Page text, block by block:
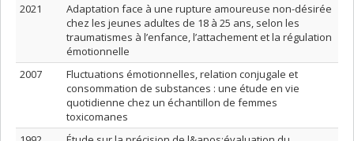
2021
Adaptation face à une rupture amoureuse non-désirée
chez les jeunes adultes de 18 à 25 ans, selon les
traumatismes à l’enfance, l’attachement et la régulation
émotionnelle
2007
Fluctuations émotionnelles, relation conjugale et
consommation de substances : une étude en vie
quotidienne chez un échantillon de femmes
toxicomanes